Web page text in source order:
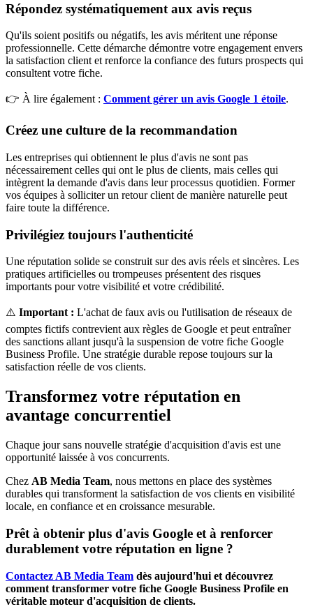
Répondez systématiquement aux avis reçus
Qu'ils soient positifs ou négatifs, les avis méritent une réponse
professionnelle. Cette démarche démontre votre engagement envers
la satisfaction client et renforce la confiance des futurs prospects qui
consultent votre fiche.
👉 À lire également : Comment gérer un avis Google 1 étoile.
Créez une culture de la recommandation
Les entreprises qui obtiennent le plus d'avis ne sont pas
nécessairement celles qui ont le plus de clients, mais celles qui
intègrent la demande d'avis dans leur processus quotidien. Former
vos équipes à solliciter un retour client de manière naturelle peut
faire toute la différence.
Privilégiez toujours l'authenticité
Une réputation solide se construit sur des avis réels et sincères. Les
pratiques artificielles ou trompeuses présentent des risques
importants pour votre visibilité et votre crédibilité.
⚠️ Important : L'achat de faux avis ou l'utilisation de réseaux de
comptes fictifs contrevient aux règles de Google et peut entraîner
des sanctions allant jusqu'à la suspension de votre fiche Google
Business Profile. Une stratégie durable repose toujours sur la
satisfaction réelle de vos clients.
Transformez votre réputation en
avantage concurrentiel
Chaque jour sans nouvelle stratégie d'acquisition d'avis est une
opportunité laissée à vos concurrents.
Chez AB Media Team, nous mettons en place des systèmes
durables qui transforment la satisfaction de vos clients en visibilité
locale, en confiance et en croissance mesurable.
Prêt à obtenir plus d'avis Google et à renforcer
durablement votre réputation en ligne ?
Contactez AB Media Team dès aujourd'hui et découvrez
comment transformer votre fiche Google Business Profile en
véritable moteur d'acquisition de clients.